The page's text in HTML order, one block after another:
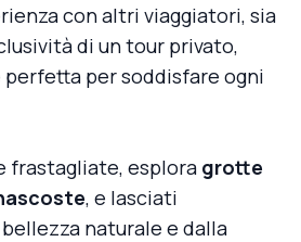
con altri viaggiatori, sia
di un tour privato,
per soddisfare ogni
frastagliate, esplora grotte
, e lasciati
naturale e dalla